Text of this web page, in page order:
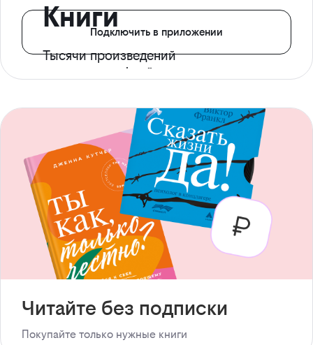
Книги
Тысячи произведений
с доступом офлайн
Подключить в приложении
Читайте без подписки
Покупайте только нужные книги